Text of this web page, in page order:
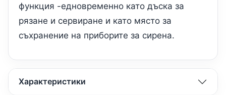
функция -едновременно като дъска за
рязане и сервиране и като място за
съхранение на приборите за сирена.
Характеристики